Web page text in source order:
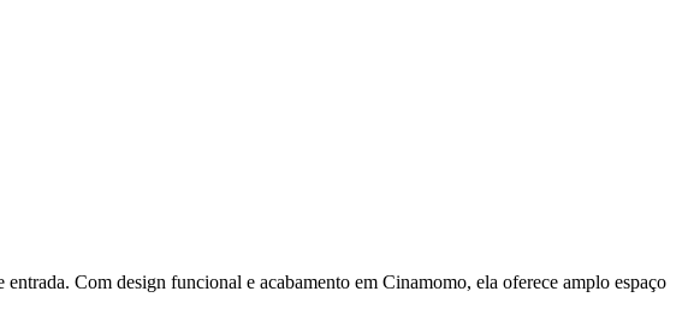
Com design funcional e acabamento em Cinamomo, ela oferece amplo espaço